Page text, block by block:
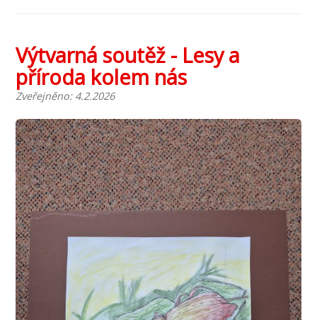
Výtvarná soutěž - Lesy a
příroda kolem nás
Zveřejněno: 4.2.2026